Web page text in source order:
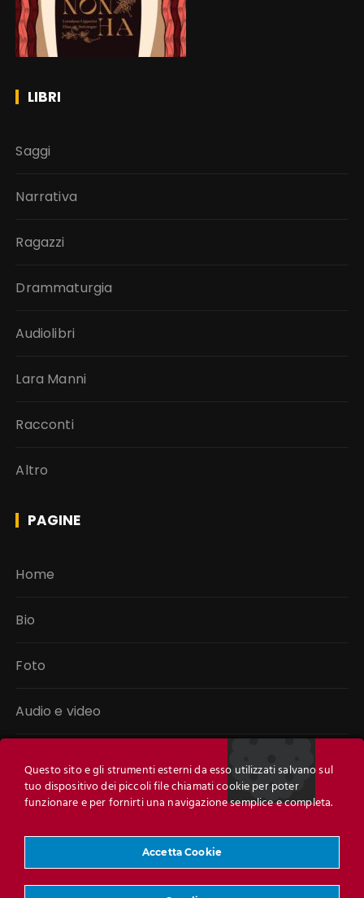
LIBRI
Saggi
Narrativa
Ragazzi
Drammaturgia
Audiolibri
Lara Manni
Racconti
Altro
PAGINE
Home
Bio
Foto
Audio e video
Link
Questo sito e gli strumenti esterni da esso utilizzati salvano sul
tuo dispositivo dei piccoli file chiamati cookie per poter
funzionare e per fornirti una navigazione semplice e completa.
Accetta Cookie